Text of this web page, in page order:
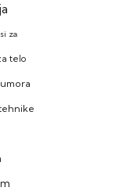
za
telo